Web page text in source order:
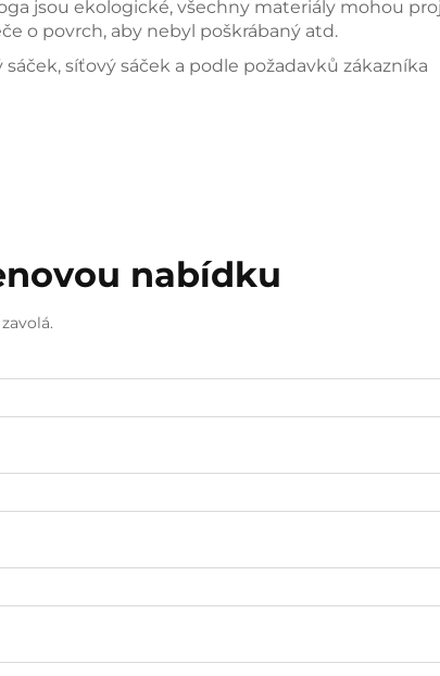
jsou ekologické, všechny materiály mohou
o povrch, aby nebyl poškrábaný atd.
síťový sáček a podle požadavků zákazníka
nabídku